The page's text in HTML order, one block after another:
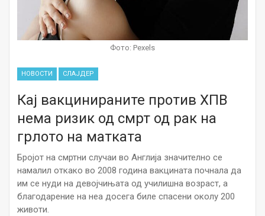
Фото: Pexels
НОВОСТИ СЛАЈДЕР
Кај вакцинираните против ХПВ
нема ризик од смрт од рак на
грлото на матката
Бројот на смртни случаи во Англија значително се
намалил откако во 2008 година вакцината почнала да
им се нуди на девојчињата од училишна возраст, а
благодарение на неа досега биле спасени околу 200
животи.